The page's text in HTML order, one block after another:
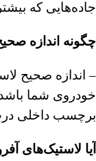
جاده‌هایی که
چگونه اندازه
– اندازه صحیح
خودروی شما باشد
برچسب داخلی
آیا لاستیک‌های